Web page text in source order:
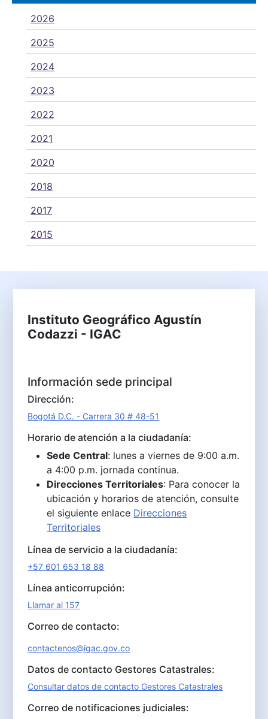
2026
2025
2024
2023
2022
2021
2020
2018
2017
2015
Instituto Geográfico Agustín
Codazzi - IGAC
Información sede principal
Dirección:
Bogotá D.C. - Carrera 30 # 48-51
Horario de atención a la ciudadanía:
Sede Central: lunes a viernes de 9:00 a.m.
a 4:00 p.m. jornada continua.
Direcciones Territoriales: Para conocer la
ubicación y horarios de atención, consulte
el siguiente enlace Direcciones
Territoriales
Línea de servicio a la ciudadanía:
+57 601 653 18 88
Línea anticorrupción:
Llamar al 157
Correo de contacto:
contactenos@igac.gov.co
Datos de contacto Gestores Catastrales:
Consultar datos de contacto Gestores Catastrales
Correo de notificaciones judiciales: